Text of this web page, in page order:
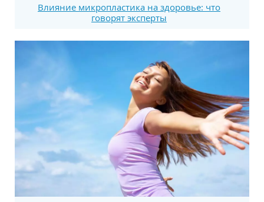
Влияние микропластика на здоровье: что
говорят эксперты